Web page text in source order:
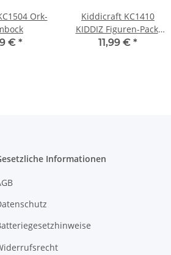
Ork-
€ *
Kiddicraft KC1410
KIDDIZ Figuren-Pack:
Ritter
11,99 € *
Informationen